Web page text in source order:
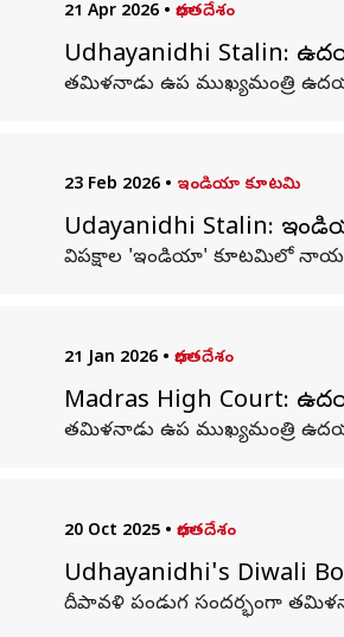
21 Apr 2026 • భారతదేశం
Udhayanidhi Stalin:
తమిళనాడు ఉప ముఖ్యమంత్రి
23 Feb 2026 • ఇండియా కూటమి
Udayanidhi Stalin:
విపక్షాల 'ఇండియా' కూటమిలో
21 Jan 2026 • భారతదేశం
Madras High Court:
తమిళనాడు ఉప ముఖ్యమంత్రి
20 Oct 2025 • భారతదేశం
Udhayanidhi's Diwali
దీపావళి పండుగ సందర్భంగా